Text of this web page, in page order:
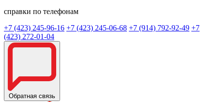
справки по телефонам
+7 (423) 245-96-16 +7 (423) 245-06-68 +7 (914) 792-92-49 +7
(423) 272-01-04
Обратная связь